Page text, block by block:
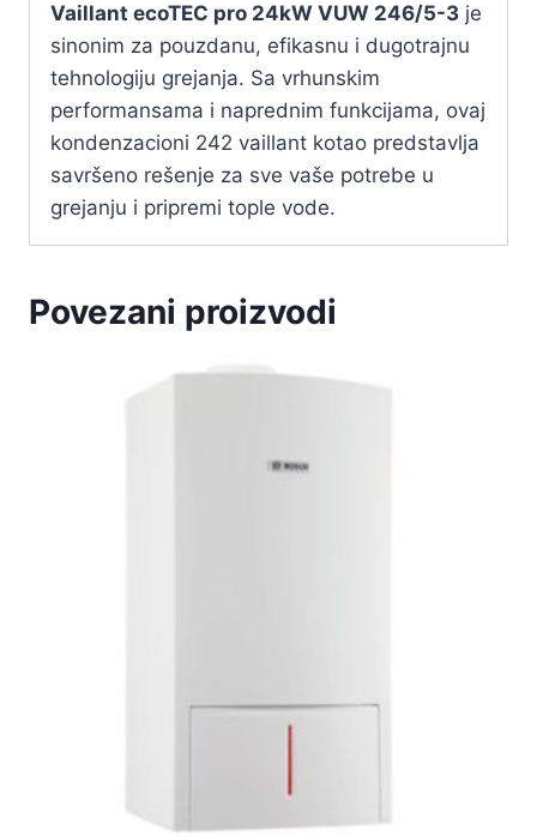
Vaillant ecoTEC pro 24kW VUW 246/5-3 je
sinonim za pouzdanu, efikasnu i dugotrajnu
tehnologiju grejanja. Sa vrhunskim
performansama i naprednim funkcijama, ovaj
kondenzacioni 242 vaillant kotao predstavlja
savršeno rešenje za sve vaše potrebe u
grejanju i pripremi tople vode.
Povezani proizvodi